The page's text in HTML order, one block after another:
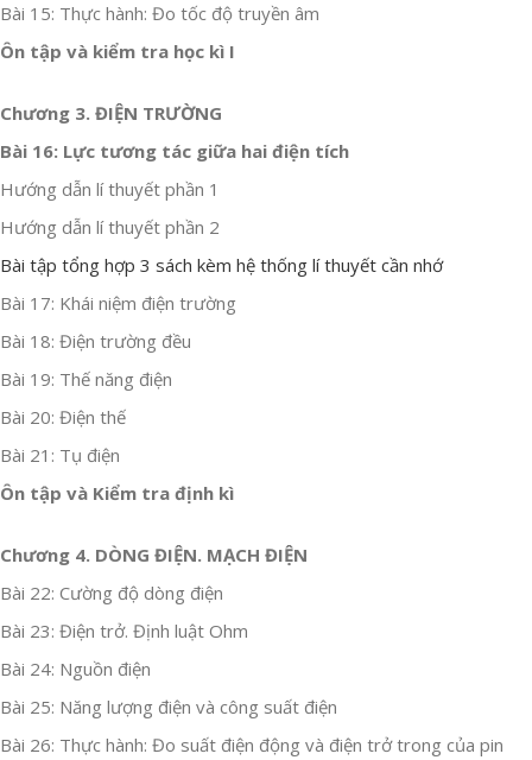
Bài 15: Thực hành: Đo tốc độ truyền âm
Ôn tập và kiểm tra học kì I
Chương 3. ĐIỆN TRƯỜNG
Bài 16: Lực tương tác giữa hai điện tích
Hướng dẫn lí thuyết phần 1
Hướng dẫn lí thuyết phần 2
Bài tập tổng hợp 3 sách kèm hệ thống lí thuyết cần nhớ
Bài 17: Khái niệm điện trường
Bài 18: Điện trường đều
Bài 19: Thế năng điện
Bài 20: Điện thế
Bài 21: Tụ điện
Ôn tập và Kiểm tra định kì
Chương 4. DÒNG ĐIỆN. MẠCH ĐIỆN
Bài 22: Cường độ dòng điện
Bài 23: Điện trở. Định luật Ohm
Bài 24: Nguồn điện
Bài 25: Năng lượng điện và công suất điện
Bài 26: Thực hành: Đo suất điện động và điện trở trong của pin